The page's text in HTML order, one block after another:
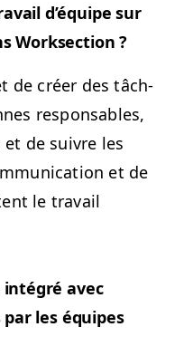
d’équipe sur
Worksection ?
de créer des tâch­
respon­s­ables,
de suiv­re les
et de
le tra­vail
avec
les équipes